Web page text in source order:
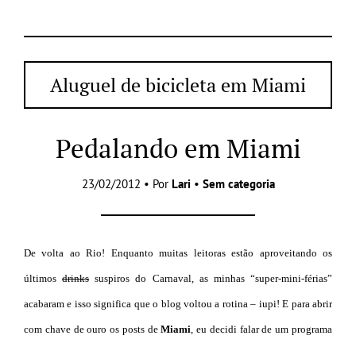
Aluguel de bicicleta em Miami
Pedalando em Miami
23/02/2012 • Por Lari • Sem categoria
De volta ao Rio! Enquanto muitas leitoras estão aproveitando os
últimosdrinkssuspiros do Carnaval, as minhas “super-mini-férias”
acabaram e isso significa que o blog voltou a rotina – iupi! E para abrir
com chave de ouro os posts deMiami , eu decidi falar de um programa